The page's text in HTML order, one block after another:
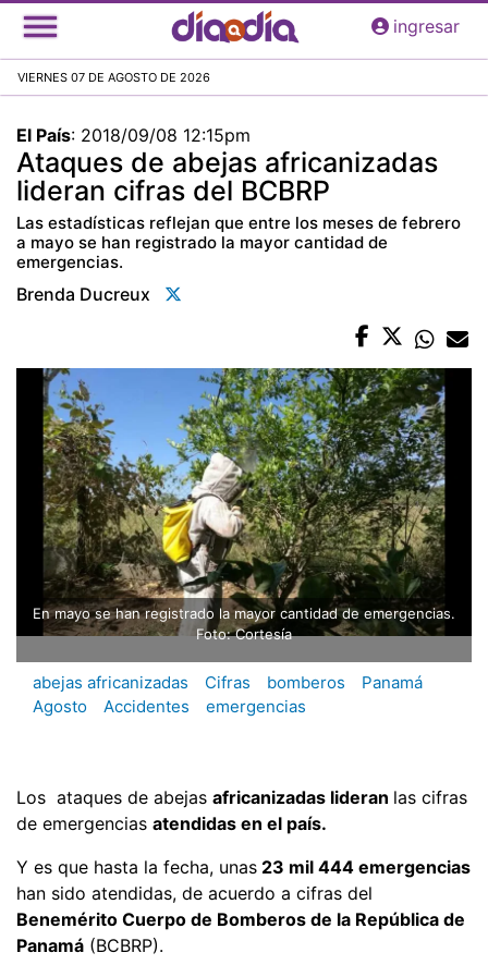
Pasar
al
principal
ingresar
VIERNES 07 DE AGOSTO DE 2026
El País: 2018/09/08 12:15pm
Ataques de abejas africanizadas
lideran cifras del BCBRP
Las estadísticas reflejan que entre los meses de febrero
a mayo se han registrado la mayor cantidad de
emergencias.
Brenda Ducreux
En mayo se han registrado la mayor cantidad de emergencias.
Foto: Cortesía
abejas africanizadas Cifras bomberos
Panamá
Agosto
Accidentes emergencias
Los ataques de abejas africanizadas lideran las cifras
de emergencias atendidas en el país.
Y es que hasta la fecha, unas 23 mil 444 emergencias
han sido atendidas, de acuerdo a cifras del
Benemérito Cuerpo de Bomberos de la República de
Panamá (BCBRP).